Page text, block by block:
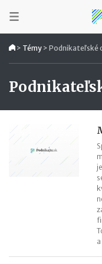
> Témy > Podnikateľské